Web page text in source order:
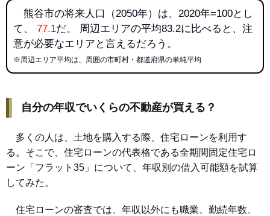
熊谷市の将来人口（2050年）は、2020年=100とし
て、 77.1だ。 周辺エリアの平均83.2に比べると、注
意が必要なエリアと言えるだろう。
※周辺エリア平均は、周囲の市町村・都道府県の単純平均
自分の年収でいくらの不動産が買える？
多くの人は、土地を購入する際、住宅ローンを利用す
る。そこで、住宅ローンの代表格である全期間固定住宅ロ
ーン「フラット35」について、年収別の借入可能額を試算
してみた。
住宅ローンの審査では、年収以外にも職業、勤続年数、